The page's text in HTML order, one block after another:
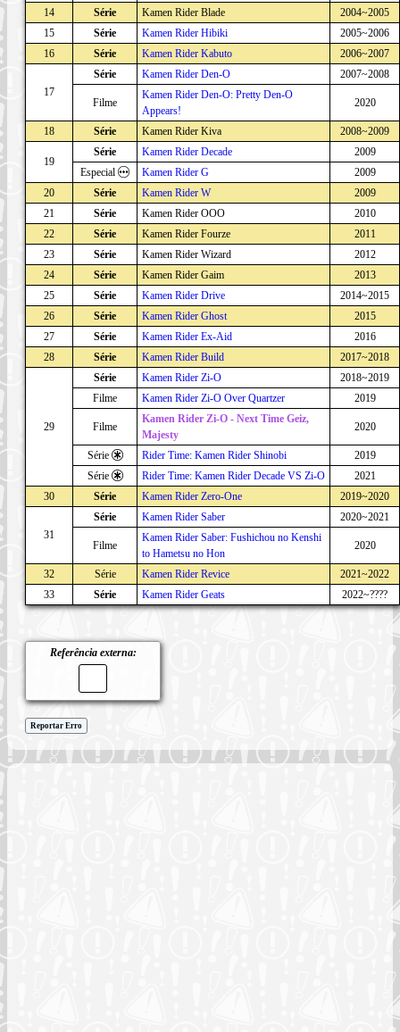
14
Série Kamen Rider Blade
2004~2005
15
Série Kamen Rider Hibiki
2005~2006
16
Série Kamen Rider Kabuto 2006~2007
17
Série Kamen Rider Den-O 2007~2008
Filme
Kamen Rider Den-O: Pretty Den-O
Appears!
2020
18 Série Kamen Rider Kiva 2008~2009
19
Série Kamen Rider Decade
2009
Especial
Kamen Rider G
2009
20
Série Kamen Rider W
2009
21
Série Kamen Rider OOO
2010
22
Série Kamen Rider Fourze
2011
23
Série Kamen Rider Wizard
2012
24
Série Kamen Rider Gaim
2013
25
Série Kamen Rider Drive
2014~2015
26
Série Kamen Rider Ghost
2015
27
Série Kamen Rider Ex-Aid
2016
28
Série Kamen Rider Build 2017~2018
29
Série Kamen Rider Zi-O
2018~2019
Filme
Kamen Rider Zi-O Over Quartzer 2019
Filme
Kamen Rider Zi-O - Next Time Geiz,
Majesty
2020
Série Rider Time: Kamen Rider Shinobi
2019
Série
Rider Time: Kamen Rider Decade VS Zi-O
2021
30
Série Kamen Rider Zero-One 2019~2020
31
Série Kamen Rider Saber 2020~2021
Filme
Kamen Rider Saber: Fushichou no Kenshi
to Hametsu no Hon
2020
32 Série Kamen Rider Revice
2021~2022
33
Série Kamen Rider Geats 2022~????
Referência externa:
Reportar Erro